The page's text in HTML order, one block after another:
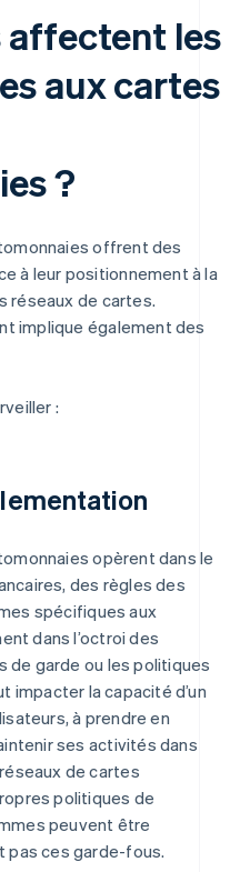
affectent les
aux cartes
?
offrent des
à leur positionnement à la
réseaux de cartes.
implique également des
:
opèrent dans le
des règles des
spécifiques aux
dans l’octroi des
de garde ou les politiques
impacter la capacité d’un
à prendre en
ses activités dans
de cartes
politiques de
peuvent être
pas ces garde-fous.